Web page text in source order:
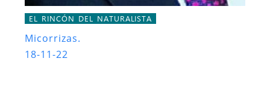
EL RINCÓN DEL NATURALISTA
Micorrizas.
18-11-22